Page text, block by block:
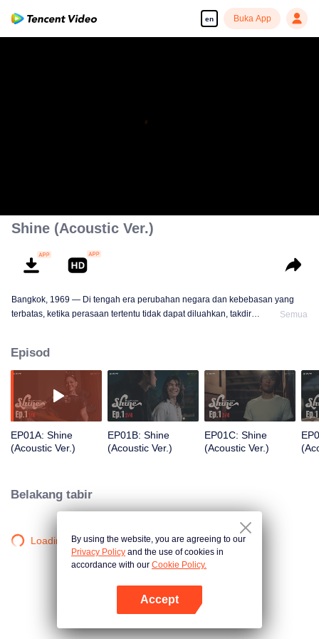
en Buka App
Shine (Acoustic Ver.)
Bangkok, 1969 — Di tengah era perubahan negara dan kebebasan yang
terbatas, ketika perasaan tertentu tidak dapat diluahkan, takdir
mencari makna sebenar kebebasan.
Semua
Episod
EP01A: Shine
(Acoustic Ver.)
EP01B: Shine
(Acoustic Ver.)
EP01C: Shine
(Acoustic Ver.)
Belakang tabir
Loading…By using the website, you are agreeing to our
Privacy Policy and the use of cookies in
accordance with our Cookie Policy.
Accept